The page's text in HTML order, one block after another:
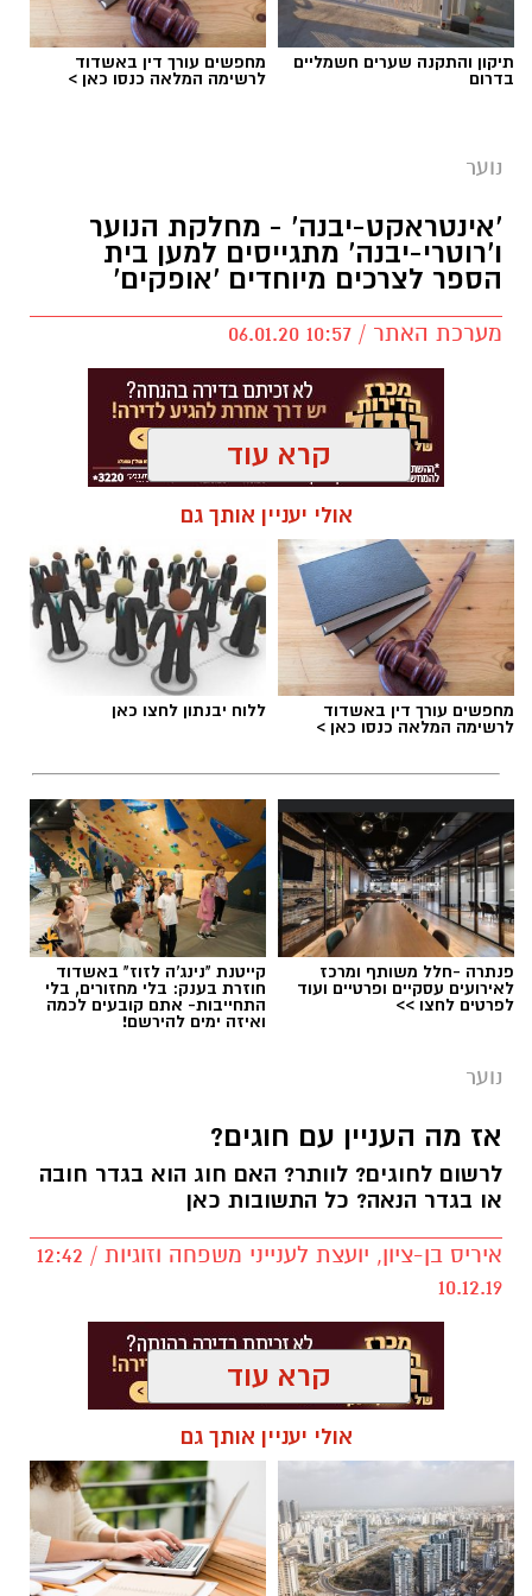
עומרי לזר ורון נגר באימון של קבוצת הילדים
ב'הפועל'-גדרה - תותחים עכשיו, כוכבים בעתיד!
חדשותי? מצאתם טעות בכתבה? נשמח שתשתפו
אותנו
תיקון והתקנה שערים חשמליים
בדרום
מחפשים עורך דין באשדוד
לרשימה המלאה כנסו כאן >
נוער
'אינטראקט-יבנה' - מחלקת הנוער
ו'רוטרי-יבנה' מתגייסים למען בית
הספר לצרכים מיוחדים 'אופקים'
מערכת האתר / 10:57 06.01.20
מועדון 'אינטראקט-יבנה' מורכב מבני-נוער הפועלים
למען הקהילה תחת הדרכת והכוונת מחלקת הנוער
- בהובלת ספיר ירקוני, 'רוטרי-יבנה' - בתיאום טל
מימרן. מהות המועדון היא פיתוח מנהיגות צעירה,
העצמה של בני הנוער ותרומה לקהילה בה הוא
פועל.
בית הספר לצרכים מיוחדים 'אופקים' ביבנה נפתח
בשנת הלימודים הנוכחית, בהנהלתדקלה
אזולאי-אסרף, והוא נותן מענה לתלמידים בכיתות
א'-ג׳ (ובהמשך לגילאים מתקדמים יותר) מיבנה
והסביבה.
.
קרא עוד
אולי יעניין אותך גם
מחפשים עורך דין באשדוד
לרשימה המלאה כנסו כאן >
ללוח יבנתון לחצו כאן
פנתרה -חלל משותף ומרכז
לאירועים עסקיים ופרטיים ועוד
לפרטים לחצו >>
קייטנת "נינג'ה לזוז" באשדוד
חוזרת בענק: בלי מחזורים, בלי
התחייבות- אתם קובעים לכמה
ואיזה ימים להירשם!
נוער
אז מה העניין עם חוגים?
לרשום לחוגים? לוותר? האם חוג הוא בגדר חובה
או בגדר הנאה? כל התשובות כאן
איריס בן-ציון, יועצת לענייני משפחה וזוגיות / 12:42
10.12.19
קרא עוד
אולי יעניין אותך גם